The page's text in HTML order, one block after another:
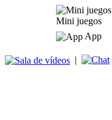
Mini juegos
App
|